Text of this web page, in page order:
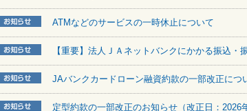
ATMなどのサービスの一時休止について
【重要】法人ＪＡネットバンクにかかる振込・
JAバンクカードローン融資約款の一部改正につ
定型約款の一部改正のお知らせ（改正日：2026